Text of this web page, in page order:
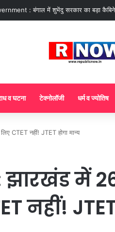
सिलेंडर के 5 नए नियम लागू! जानें किसका
व घटना टेक्नोलॉजी धर्म व ज्योतिष
CTET नहीं! JTET होगा मान्य
झारखंड में
नहीं!